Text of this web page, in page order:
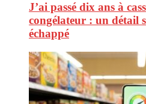
J’ai passé dix ans à
congélateur : un détail
échappé